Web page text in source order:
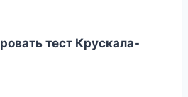
тест Крускала-